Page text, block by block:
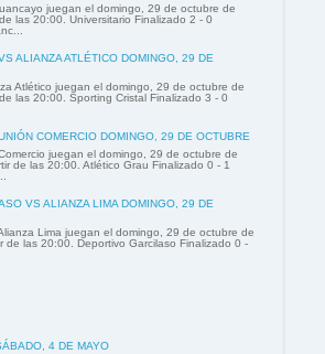
juegan el domingo, 29 de octubre de
las 20:00. Universitario Finalizado 2 - 0
ALIANZA ATLÉTICO DOMINGO, 29 DE
Atlético juegan el domingo, 29 de octubre de
las 20:00. Sporting Cristal Finalizado 3 - 0
COMERCIO DOMINGO, 29 DE OCTUBRE
juegan el domingo, 29 de octubre de
de las 20:00. Atlético Grau Finalizado 0 - 1
VS ALIANZA LIMA DOMINGO, 29 DE
Lima juegan el domingo, 29 de octubre de
de las 20:00. Deportivo Garcilaso Finalizado 0 -
4 DE MAYO